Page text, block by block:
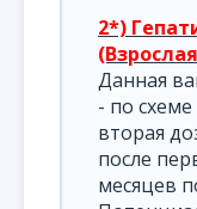
2*)
Данная
- по
вторая
после
месяцев